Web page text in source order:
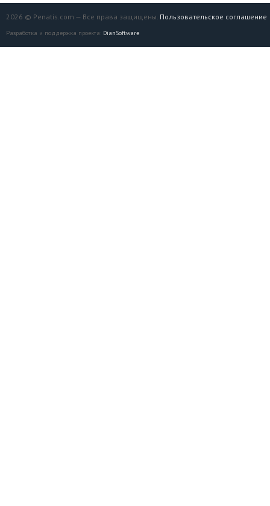
2026 © Penatis.com — Все права защищены. Пользовательское соглашение
Разработка и поддержка проекта: DianSoftware